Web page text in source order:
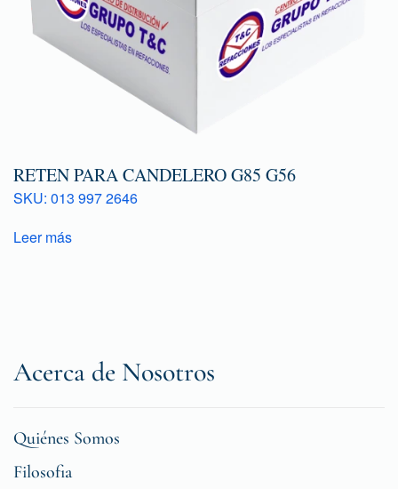
RETEN PARA CANDELERO G85 G56
SKU: 013 997 2646
Leer más
Acerca de Nosotros
Quiénes Somos
Filosofia